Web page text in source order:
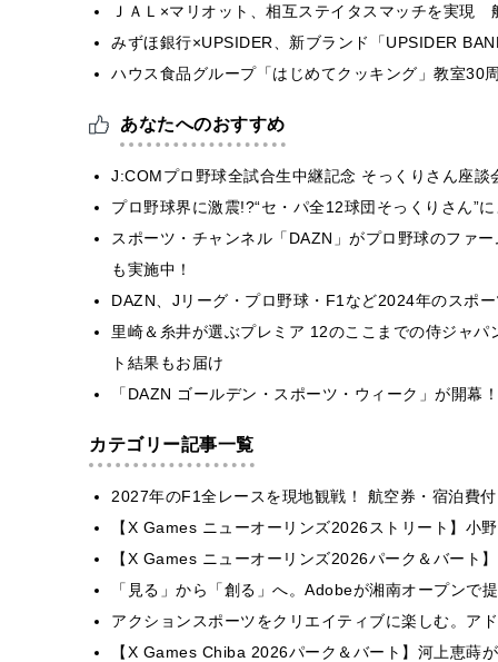
ＪＡＬ×マリオット、相互ステイタスマッチを実
みずほ銀行×UPSIDER、新ブランド「UPSIDER
ハウス食品グループ「はじめてクッキング」教室
あなたへのおすすめ
J:COMプロ野球全試合生中継記念 そっくりさん座
プロ野球界に激震!?“セ・パ全12球団そっくりさん”
スポーツ・チャンネル「DAZN」がプロ野球のファ
も実施中！
DAZN、Jリーグ・プロ野球・F1など2024年のスポ
里崎＆糸井が選ぶプレミア 12のここまでの侍ジャ
ト結果もお届け
「DAZN ゴールデン・スポーツ・ウィーク」が開
カテゴリー記事一覧
2027年のF1全レースを現地観戦！ 航空券・宿泊費
【X Games ニューオーリンズ2026ストリート】小
【X Games ニューオーリンズ2026パーク＆バート
「見る」から「創る」へ。Adobeが湘南オープンで
アクションスポーツをクリエイティブに楽しむ。ア
【X Games Chiba 2026パーク＆バート】河上恵蒔